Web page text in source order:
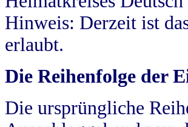
Hinweis: Derzeit ist
erlaubt.
Die Reihenfolge der
Die ursprüngliche